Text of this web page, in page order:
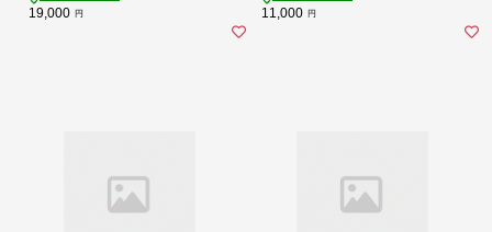
19,000 円 11,000 円